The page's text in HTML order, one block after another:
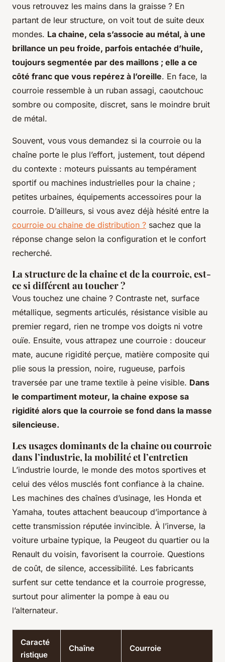
vous retrouvez les mains dans la graisse ? En
partant de leur structure, on voit tout de suite deux
mondes. La chaine, cela s’associe au métal, à une
brillance un peu froide, parfois entachée d’huile,
toujours segmentée par des maillons ; elle a ce
côté franc que vous repérez à l’oreille. En face, la
courroie ressemble à un ruban assagi, caoutchouc
sombre ou composite, discret, sans le moindre bruit
de métal.
Souvent, vous vous demandez si la courroie ou la
chaîne porte le plus l’effort, justement, tout dépend
du contexte : moteurs puissants au tempérament
sportif ou machines industrielles pour la chaine ;
petites urbaines, équipements accessoires pour la
courroie. D’ailleurs, si vous avez déjà hésité entre la
courroie ou chaine de distribution ? sachez que la
réponse change selon la configuration et le confort
recherché.
La structure de la chaine et de la courroie, est-
ce si différent au toucher ?
Vous touchez une chaine ? Contraste net, surface
métallique, segments articulés, résistance visible au
premier regard, rien ne trompe vos doigts ni votre
ouïe. Ensuite, vous attrapez une courroie : douceur
mate, aucune rigidité perçue, matière composite qui
plie sous la pression, noire, rugueuse, parfois
traversée par une trame textile à peine visible. Dans
le compartiment moteur, la chaine expose sa
rigidité alors que la courroie se fond dans la masse
silencieuse.
Les usages dominants de la chaine ou courroie
dans l’industrie, la mobilité et l’entretien
L’industrie lourde, le monde des motos sportives et
celui des vélos musclés font confiance à la chaine.
Les machines des chaînes d’usinage, les Honda et
Yamaha, toutes attachent beaucoup d’importance à
cette transmission réputée invincible. À l’inverse, la
voiture urbaine typique, la Peugeot du quartier ou la
Renault du voisin, favorisent la courroie. Questions
de coût, de silence, accessibilité. Les fabricants
surfent sur cette tendance et la courroie progresse,
surtout pour alimenter la pompe à eau ou
l’alternateur.
Caracté
ristique
Chaîne Courroie